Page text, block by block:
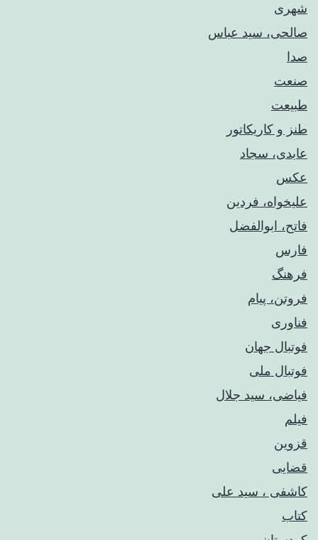
شهری
صالحی، سید عباس
صدا
صنعت
طبیعت
طنز و کاریکاتور
عابدی، سجاد
عکس
علیخواه، فردین
فاتح، ابوالفضل
فارس
فرهنگ
فروتن، پیام
فناوری
فوتبال جهان
فوتبال ملی
فیاضی، سید جلال
فیلم
قزوین
قضایی
کاشفی ، سید علی
کتاب